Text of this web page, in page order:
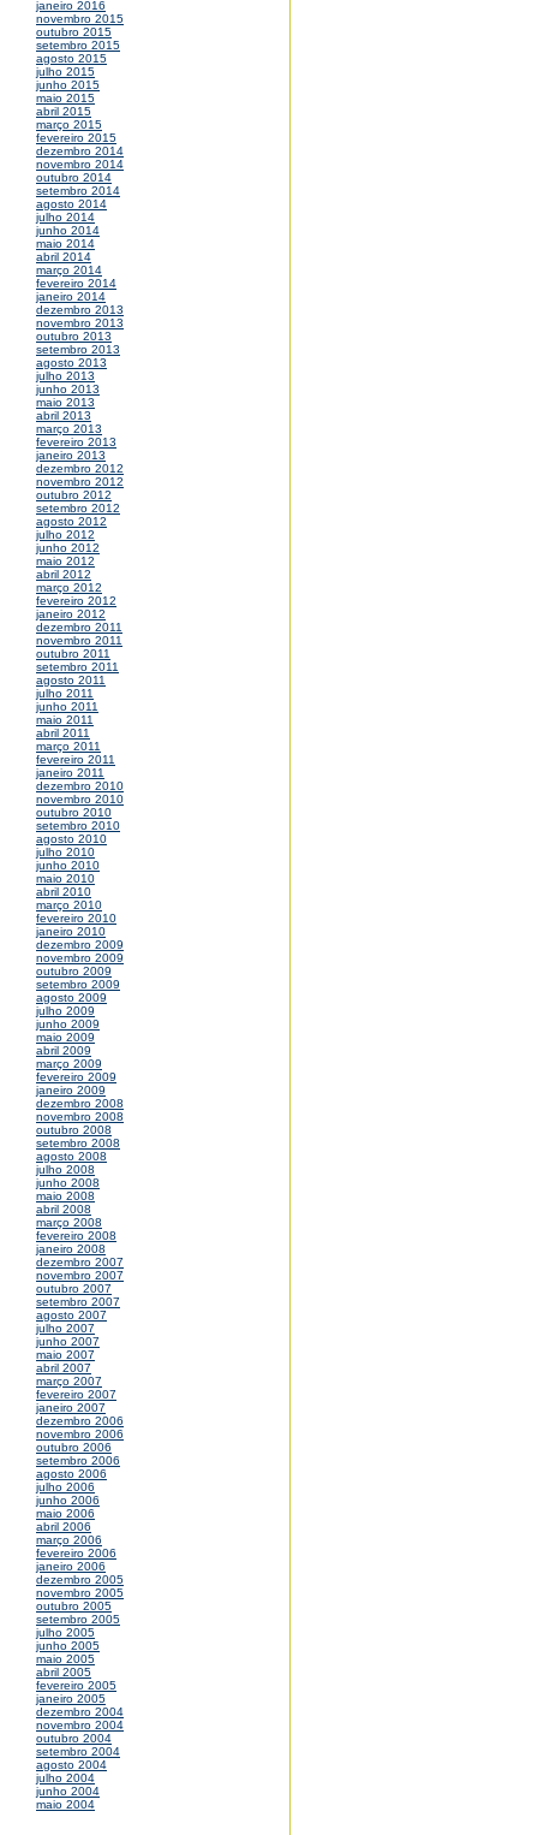
janeiro 2016
novembro 2015
outubro 2015
setembro 2015
agosto 2015
julho 2015
junho 2015
maio 2015
abril 2015
março 2015
fevereiro 2015
dezembro 2014
novembro 2014
outubro 2014
setembro 2014
agosto 2014
julho 2014
junho 2014
maio 2014
abril 2014
março 2014
fevereiro 2014
janeiro 2014
dezembro 2013
novembro 2013
outubro 2013
setembro 2013
agosto 2013
julho 2013
junho 2013
maio 2013
abril 2013
março 2013
fevereiro 2013
janeiro 2013
dezembro 2012
novembro 2012
outubro 2012
setembro 2012
agosto 2012
julho 2012
junho 2012
maio 2012
abril 2012
março 2012
fevereiro 2012
janeiro 2012
dezembro 2011
novembro 2011
outubro 2011
setembro 2011
agosto 2011
julho 2011
junho 2011
maio 2011
abril 2011
março 2011
fevereiro 2011
janeiro 2011
dezembro 2010
novembro 2010
outubro 2010
setembro 2010
agosto 2010
julho 2010
junho 2010
maio 2010
abril 2010
março 2010
fevereiro 2010
janeiro 2010
dezembro 2009
novembro 2009
outubro 2009
setembro 2009
agosto 2009
julho 2009
junho 2009
maio 2009
abril 2009
março 2009
fevereiro 2009
janeiro 2009
dezembro 2008
novembro 2008
outubro 2008
setembro 2008
agosto 2008
julho 2008
junho 2008
maio 2008
abril 2008
março 2008
fevereiro 2008
janeiro 2008
dezembro 2007
novembro 2007
outubro 2007
setembro 2007
agosto 2007
julho 2007
junho 2007
maio 2007
abril 2007
março 2007
fevereiro 2007
janeiro 2007
dezembro 2006
novembro 2006
outubro 2006
setembro 2006
agosto 2006
julho 2006
junho 2006
maio 2006
abril 2006
março 2006
fevereiro 2006
janeiro 2006
dezembro 2005
novembro 2005
outubro 2005
setembro 2005
julho 2005
junho 2005
maio 2005
abril 2005
fevereiro 2005
janeiro 2005
dezembro 2004
novembro 2004
outubro 2004
setembro 2004
agosto 2004
julho 2004
junho 2004
maio 2004